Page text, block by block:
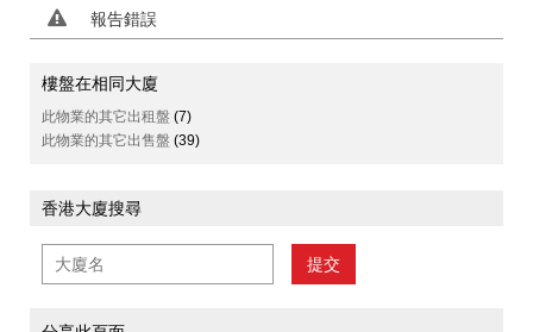
報告錯誤
樓盤在相同大廈
此物業的其它出租盤 (7)
此物業的其它出售盤 (39)
香港大廈搜尋
提交